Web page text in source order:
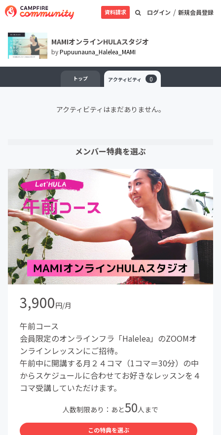
ログイン / 新規会員登録
資料請求
MAMIオンラインHULAスタジオ
byPupuunauna_Halelea_MAMI
トップ アクティビティ 0
アクティビティはまだありません。
メンバー特典を選ぶ
3,900円/月
午前コース
会員限定のオンラインフラ「Halelea」のZOOMオ
ンラインレッスンにご招待。
午前中に開講する月２４コマ（1コマ＝30分）の中
からスケジュールに合わせてお好きなレッスンを４
コマ受講していただけます。
人数制限あり：あと50人まで
この特典を選ぶ